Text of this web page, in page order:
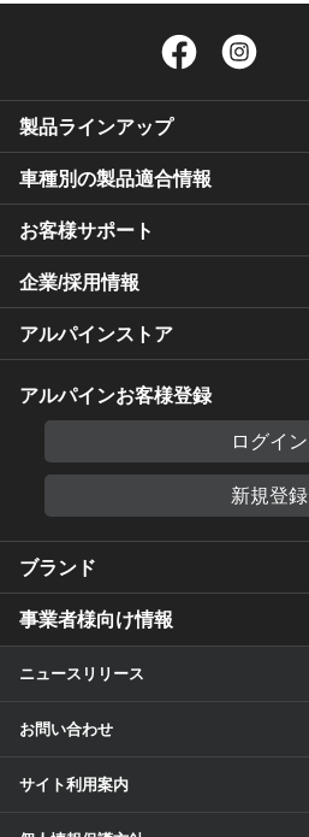
Facebook
製品ラインアップ
車種別の製品適合情報
お客様サポート
企業/採用情報
アルパインストア
アルパインお客様登録
ログイン
新規登録
ブランド
事業者様向け情報
ニュースリリース
お問い合わせ
サイト利用案内